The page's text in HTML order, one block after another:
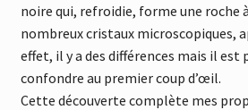
noire qui, refroidie, forme une roche
nombreux cristaux microscopiques,
effet, il y a des différences mais il est
confondre au premier coup d’œil.
Cette découverte complète mes